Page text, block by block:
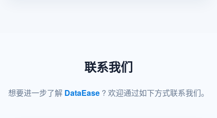
联系我们
想要进一步了解 DataEase ? 欢迎通过如下方式联系我们。